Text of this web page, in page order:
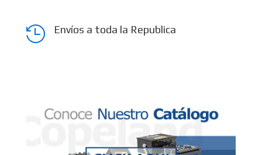
 Envíos a toda la Republica